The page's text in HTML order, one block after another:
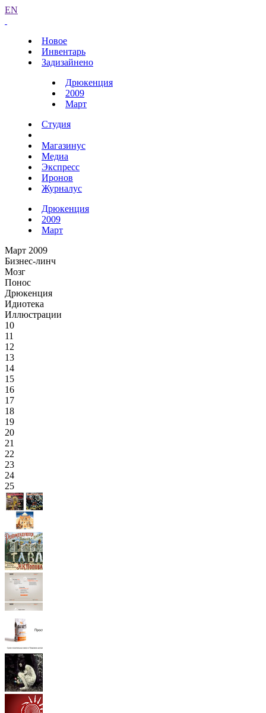
EN
Новое
Инвентарь
Задизайнено
Дрюкенция
2009
Март
Студия
Магазинус
Медиа
Экспресс
Иронов
Журналус
Дрюкенция
2009
Март
Март 2009
Бизнес-линч
Мозг
Понос
Дрюкенция
Идиотека
Иллюстрации
10
11
12
13
14
15
16
17
18
19
20
21
22
23
24
25